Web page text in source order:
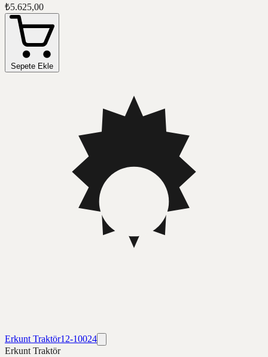
₺5.625,00
Sepete Ekle
Erkunt Traktör12-10024
Erkunt Traktör